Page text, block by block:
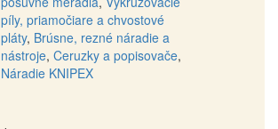
píly, priamočiare a chvostové
pláty, Brúsne, rezné náradie a
nástroje, Ceruzky a popisovače,
Náradie KNIPEX